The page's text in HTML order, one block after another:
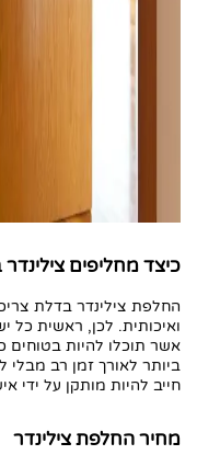
כיצד מחליפים
החלפת צילינדר בדלת
ואיכותית. לכן, ראשית כל
אשר תוכלו להיות בטוחים
ביותר לאורך זמן רב מבלי
חייב להיות מותקן על ידי
מחיר החלפת צילינדר